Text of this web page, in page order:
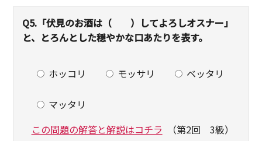
Q5. 「伏見のお酒は（ ）してよろしオスナー」
と、とろんとした穏やかな口あたりを表す。
ホッコリ モッサリ ベッタリ
マッタリ
この問題の解答と解説はコチラ （第2回 3級）